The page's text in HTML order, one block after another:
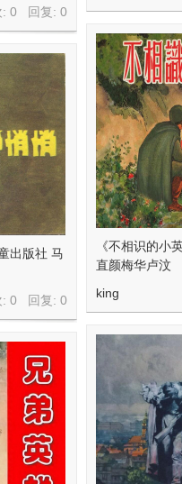
: 0 回复: 0
《不相识的小
直颜梅华卢汶
king
出版社 马
: 0 回复: 0